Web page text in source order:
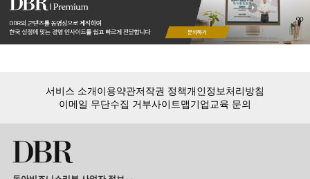
서비스 소개이용약관저작권 정책개인정보처리방침
이메일 무단수집 거부사이트맵기업교육 문의